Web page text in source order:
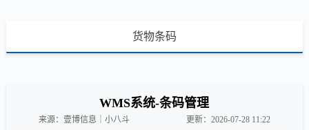
货物条码
WMS系统-条码管理
来源：壹博信息｜小八斗 更新：2026-07-28 11:22